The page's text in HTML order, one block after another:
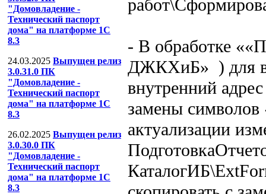
"Домовладение -
Технический паспорт
дома" на платформе 1С
8.3
24.03.2025 Выпущен релиз
3.0.31.0 ПК
"Домовладение -
Технический паспорт
дома" на платформе 1С
8.3
26.02.2025 Выпущен релиз
3.0.30.0 ПК
"Домовладение -
Технический паспорт
дома" на платформе 1С
8.3
- В обработке
ДЖКХиБ» ) для
внутренний
замены
актуализации